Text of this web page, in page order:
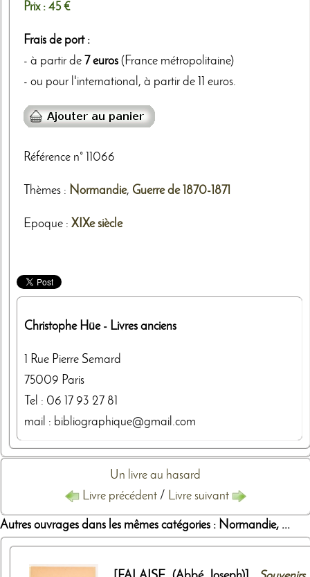
Prix : 45 €
Frais de port :
- à partir de 7 euros (France métropolitaine)
- ou pour l'international, à partir de 11 euros.
Référence n° 11066
Thèmes : Normandie, Guerre de 1870-1871
Epoque : XIXe siècle
Christophe Hüe- Livres anciens
1 Rue Pierre Semard
75009 Paris
Tel : 06 17 93 27 81
mail : bibliographique@gmail.com
Un livre au hasard
Livre précédent / Livre suivant
Autres ouvrages dans les mêmes catégories : Normandie, ...